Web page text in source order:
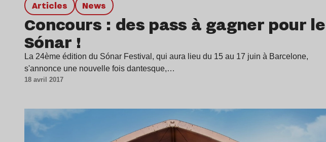
Articles news
Concours : des pass à gagner pour le
Sónar !
La 24ème édition du Sónar Festival, qui aura lieu du 15 au 17 juin à Barcelone,
s'annonce une nouvelle fois dantesque,…
18 avril 2017